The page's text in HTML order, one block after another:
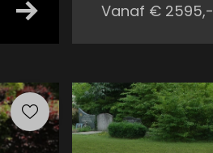
Vanaf € 2595,-